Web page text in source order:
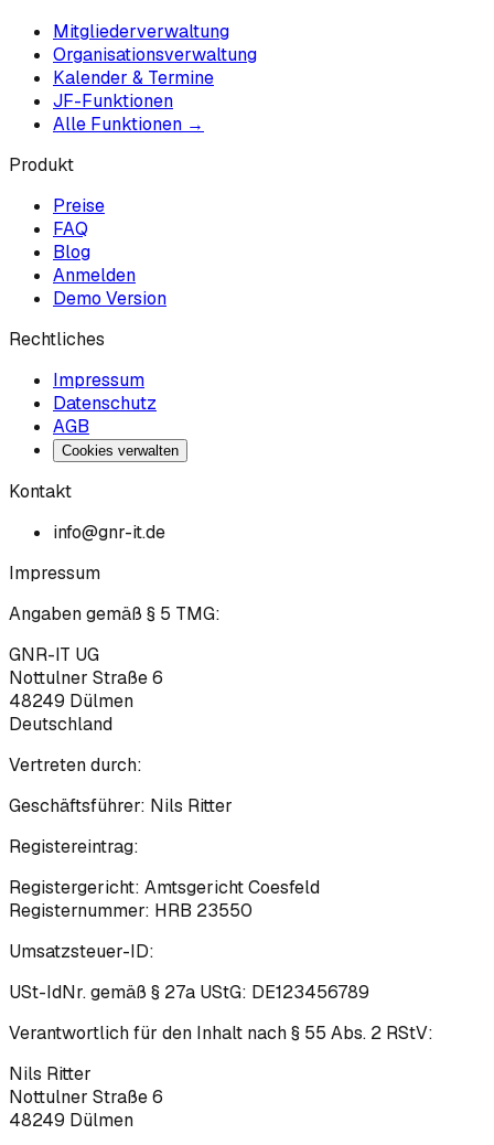
Mitgliederverwaltung
Organisationsverwaltung
Kalender & Termine
JF-Funktionen
Alle Funktionen →
Produkt
Preise
FAQ
Blog
Anmelden
Demo Version
Rechtliches
Impressum
Datenschutz
AGB
Cookies verwalten
Kontakt
info@gnr-it.de
Impressum
Angaben gemäß § 5 TMG:
GNR-IT UG
Nottulner Straße 6
48249 Dülmen
Deutschland
Vertreten durch:
Geschäftsführer: Nils Ritter
Registereintrag:
Registergericht: Amtsgericht Coesfeld
Registernummer: HRB 23550
Umsatzsteuer-ID:
USt-IdNr. gemäß § 27a UStG: DE123456789
Verantwortlich für den Inhalt nach § 55 Abs. 2 RStV:
Nils Ritter
Nottulner Straße 6
48249 Dülmen